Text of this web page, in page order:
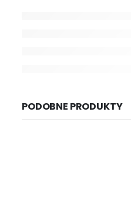
PODOBNE PRODUKTY